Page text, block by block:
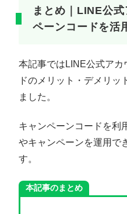
まとめ｜LINE公
ペーンコードを活
本記事ではLINE公式ア
ドのメリット・デメリッ
ました。
キャンペーンコードを利
やキャンペーンを運用で
す。
本記事のまとめ